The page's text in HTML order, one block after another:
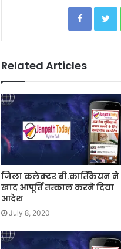
Facebook Twitter
Related Articles
जिला कलेक्टर बी.कार्तिकेयन ने
खाद आपूर्ति तत्काल करने दिया
आदेश
July 8, 2020